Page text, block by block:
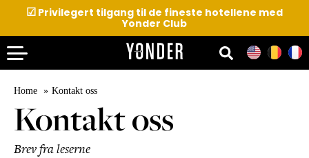
☑ Privilegert tilgang til de fineste hotellene med
Yonder Club
Home Kontakt oss
Kontakt oss
Brev fra leserne